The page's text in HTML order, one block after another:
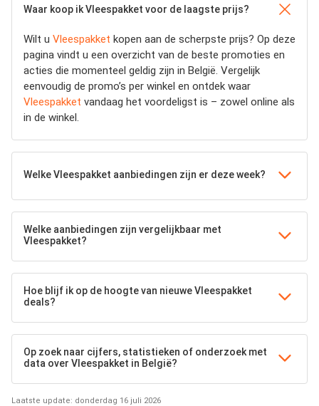
Waar koop ik Vleespakket voor de laagste prijs?
Wilt u Vleespakket kopen aan de scherpste prijs? Op deze
pagina vindt u een overzicht van de beste promoties en
acties die momenteel geldig zijn in België. Vergelijk
eenvoudig de promo’s per winkel en ontdek waar
Vleespakket vandaag het voordeligst is – zowel online als
in de winkel.
Welke Vleespakket aanbiedingen zijn er deze week?
Welke aanbiedingen zijn vergelijkbaar met
Vleespakket?
Hoe blijf ik op de hoogte van nieuwe Vleespakket
deals?
Op zoek naar cijfers, statistieken of onderzoek met
data over Vleespakket in België?
Laatste update: donderdag 16 juli 2026